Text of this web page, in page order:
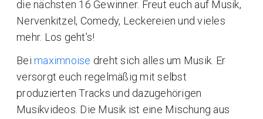
die nächsten 16 Gewinner. Freut euch auf Musik,
Nervenkitzel, Comedy, Leckereien und vieles
mehr. Los geht’s!
Bei maximnoise dreht sich alles um Musik. Er
versorgt euch regelmäßig mit selbst
produzierten Tracks und dazugehörigen
Musikvideos. Die Musik ist eine Mischung aus